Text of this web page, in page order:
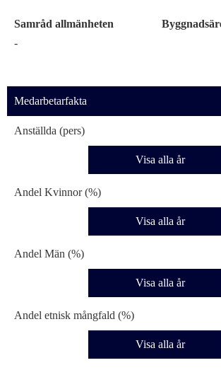
Samråd allmänheten
-
Medarbetarfakta
Anställda (pers)
Visa alla år
Andel Kvinnor (%)
Visa alla år
Andel Män (%)
Visa alla år
Andel etnisk mångfald (%)
Visa alla år